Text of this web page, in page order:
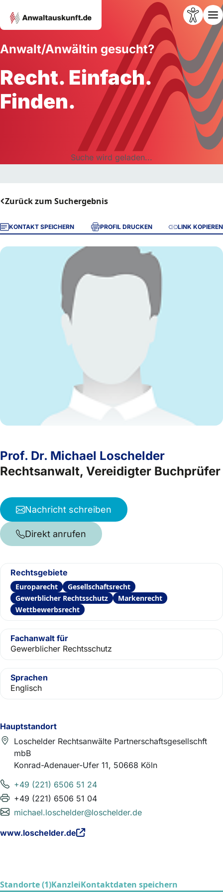
Anwalt/Anwältin gesucht?
Recht. Einfach.
Finden.
Suche wird geladen...
Zurück zum Suchergebnis
KONTAKT SPEICHERN PROFIL DRUCKEN LINK KOPIEREN
Hauptstandort
Loschelder Rechtsanwälte Partnerschaftsgesellschft
mbB
Konrad-Adenauer-Ufer 11, 50668 Köln
+49 (221) 6506 51 24
+49 (221) 6506 51 04
michael.loschelder@loschelder.de
www.loschelder.de
Prof. Dr. Michael Loschelder
Rechtsanwalt, Vereidigter Buchprüfer
Nachricht schreiben
Direkt anrufen
Rechtsgebiete
Europarecht
Gesellschaftsrecht
Gewerblicher Rechtsschutz
Markenrecht
Wettbewerbsrecht
Fachanwalt für
Gewerblicher Rechtsschutz
Sprachen
Englisch
Standorte (1)KanzleiKontaktdaten speichern